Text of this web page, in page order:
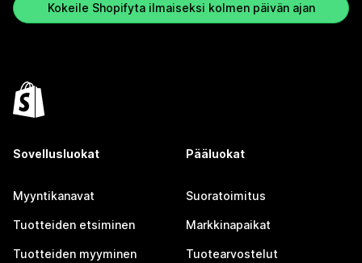
Kokeile Shopifyta ilmaiseksi kolmen päivän ajan
Sovellusluokat
Myyntikanavat
Tuotteiden etsiminen
Tuotteiden myyminen
Pääluokat
Suoratoimitus
Markkinapaikat
Tuotearvostelut